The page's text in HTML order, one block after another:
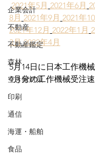
企業会計
不動産
不動産鑑定
森林
空き家対策
印刷
通信
海運・船舶
食品
2021年5月 2021年6月
8月 2021年9月 2021年
2021年12月 2022年1月
3月 2022年4月
5月14日に日本工作機
4月分の工作機械受注